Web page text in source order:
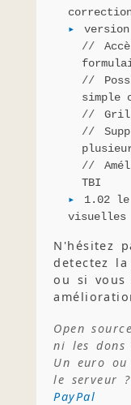
simple
TBI
1.02
visuelles
N'hésitez
detectez
ou si vous
Open
ni les dons
Un euro
le serveur ?
PayPal